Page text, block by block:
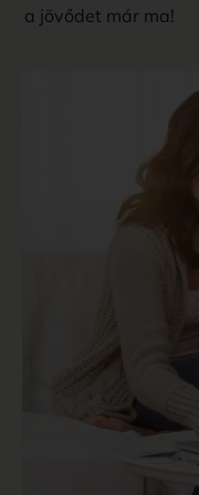
a jövődet már ma!